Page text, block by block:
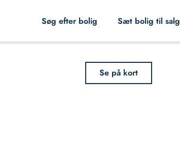
Søg efter bolig Sæt bolig til salg
Se på kort